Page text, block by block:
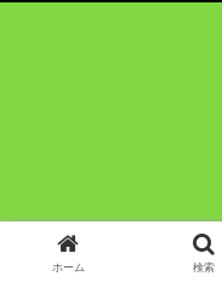
ホーム 検索